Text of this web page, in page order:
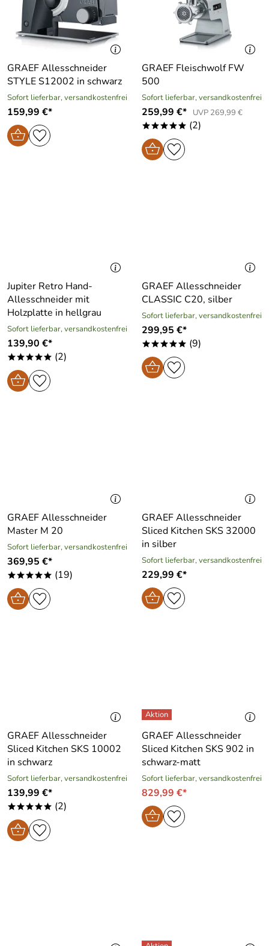
GRAEF Allesschneider
STYLE S12002 in schwarz
Sofort lieferbar, versandkostenfrei
159,99 €*
GRAEF Fleischwolf FW
500
Sofort lieferbar, versandkostenfrei
259,99 €* UVP 269,99 €
***** (2)
Jupiter Retro Hand-
Allesschneider mit
Holzplatte in hellgrau
Sofort lieferbar, versandkostenfrei
139,90 €*
***** (2)
GRAEF Allesschneider
CLASSIC C20, silber
Sofort lieferbar, versandkostenfrei
299,95 €*
***** (9)
GRAEF Allesschneider
Master M 20
Sofort lieferbar, versandkostenfrei
369,95 €*
***** (19)
GRAEF Allesschneider
Sliced Kitchen SKS 32000
in silber
Sofort lieferbar, versandkostenfrei
229,99 €*
GRAEF Allesschneider
Sliced Kitchen SKS 10002
in schwarz
Sofort lieferbar, versandkostenfrei
139,99 €*
***** (2)
GRAEF Allesschneider
Sliced Kitchen SKS 902 in
schwarz-matt
Sofort lieferbar, versandkostenfrei
829,99 €*